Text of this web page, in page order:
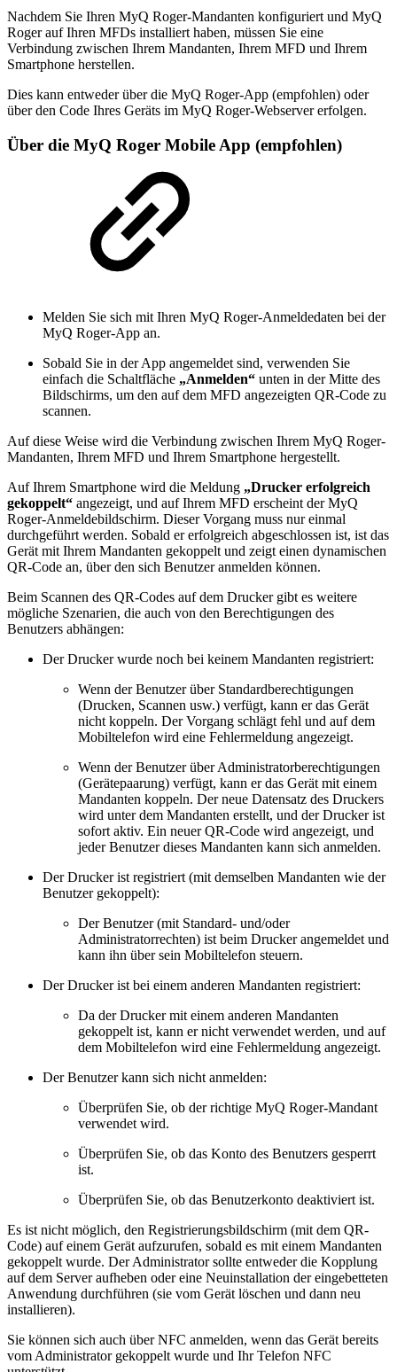
Nachdem Sie Ihren MyQ Roger-Mandanten konfiguriert und MyQ
Roger auf Ihren MFDs installiert haben, müssen Sie eine
Verbindung zwischen Ihrem Mandanten, Ihrem MFD und Ihrem
Smartphone herstellen.
Dies kann entweder über die MyQ Roger-App (empfohlen) oder
über den Code Ihres Geräts im MyQ Roger-Webserver erfolgen.
Über die MyQ Roger Mobile App (empfohlen)
Melden Sie sich mit Ihren MyQ Roger-Anmeldedaten bei der
MyQ Roger-App an.
Sobald Sie in der App angemeldet sind, verwenden Sie
einfach die Schaltfläche „Anmelden“ unten in der Mitte des
Bildschirms, um den auf dem MFD angezeigten QR-Code zu
scannen.
Auf diese Weise wird die Verbindung zwischen Ihrem MyQ Roger-
Mandanten, Ihrem MFD und Ihrem Smartphone hergestellt.
Auf Ihrem Smartphone wird die Meldung „Drucker erfolgreich
gekoppelt“ angezeigt, und auf Ihrem MFD erscheint der MyQ
Roger-Anmeldebildschirm. Dieser Vorgang muss nur einmal
durchgeführt werden. Sobald er erfolgreich abgeschlossen ist, ist das
Gerät mit Ihrem Mandanten gekoppelt und zeigt einen dynamischen
QR-Code an, über den sich Benutzer anmelden können.
Beim Scannen des QR-Codes auf dem Drucker gibt es weitere
mögliche Szenarien, die auch von den Berechtigungen des
Benutzers abhängen:
Der Drucker wurde noch bei keinem Mandanten registriert:
Wenn der Benutzer über Standardberechtigungen
(Drucken, Scannen usw.) verfügt, kann er das Gerät
nicht koppeln. Der Vorgang schlägt fehl und auf dem
Mobiltelefon wird eine Fehlermeldung angezeigt.
Wenn der Benutzer über Administratorberechtigungen
(Gerätepaarung) verfügt, kann er das Gerät mit einem
Mandanten koppeln. Der neue Datensatz des Druckers
wird unter dem Mandanten erstellt, und der Drucker ist
sofort aktiv. Ein neuer QR-Code wird angezeigt, und
jeder Benutzer dieses Mandanten kann sich anmelden.
Der Drucker ist registriert (mit demselben Mandanten wie der
Benutzer gekoppelt):
Der Benutzer (mit Standard- und/oder
Administratorrechten) ist beim Drucker angemeldet und
kann ihn über sein Mobiltelefon steuern.
Der Drucker ist bei einem anderen Mandanten registriert:
Da der Drucker mit einem anderen Mandanten
gekoppelt ist, kann er nicht verwendet werden, und auf
dem Mobiltelefon wird eine Fehlermeldung angezeigt.
Der Benutzer kann sich nicht anmelden:
Überprüfen Sie, ob der richtige MyQ Roger-Mandant
verwendet wird.
Überprüfen Sie, ob das Konto des Benutzers gesperrt
ist.
Überprüfen Sie, ob das Benutzerkonto deaktiviert ist.
Es ist nicht möglich, den Registrierungsbildschirm (mit dem QR-
Code) auf einem Gerät aufzurufen, sobald es mit einem Mandanten
gekoppelt wurde. Der Administrator sollte entweder die Kopplung
auf dem Server aufheben oder eine Neuinstallation der eingebetteten
Anwendung durchführen (sie vom Gerät löschen und dann neu
installieren).
Sie können sich auch über NFC anmelden, wenn das Gerät bereits
vom Administrator gekoppelt wurde und Ihr Telefon NFC